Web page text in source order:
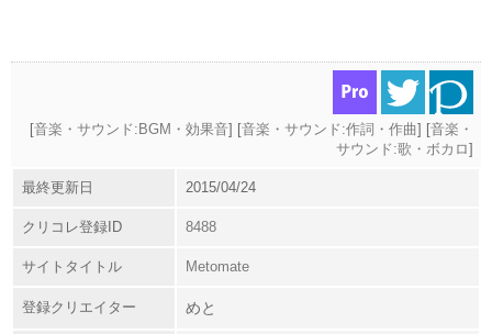
[音楽・サウンド:BGM・効果音] [音楽・サウンド:作詞・作曲] [音楽・
サウンド:歌・ボカロ]
最終更新日 2015/04/24
クリコレ登録ID 8488
サイトタイトル Metomate
登録クリエイター めと